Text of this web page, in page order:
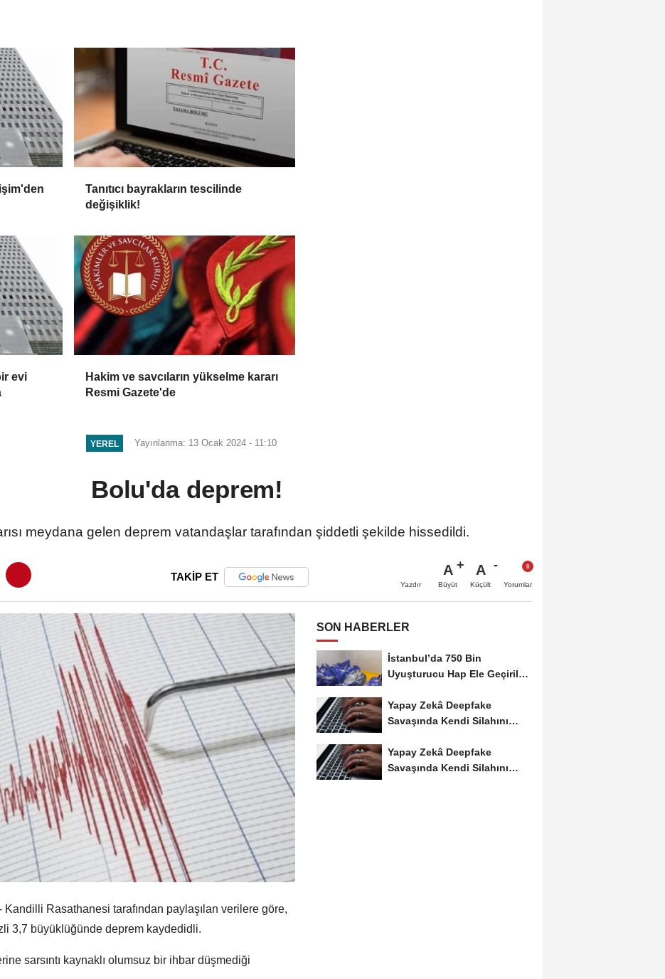
Tanıtıcı bayrakların tescilinde
değişiklik!
evi
Hakim ve savcıların yükselme kararı
Resmi Gazete'de
YEREL Yayınlanma: 13 Ocak 2024 - 11:10
Bolu'da deprem!
meydana gelen deprem vatandaşlar tarafından şiddetli şekilde hissedildi.
TAKİP ET
Yazdır
A
Büyüt
A
Küçült Yorumlar
Kandilli Rasathanesi tarafından paylaşılan verilere göre,
3,7 büyüklüğünde deprem kaydedidli.
sarsıntı kaynaklı olumsuz bir ihbar düşmediği
SON HABERLER
İstanbul’da 750 Bin
Uyuşturucu Hap Ele Geçirildi:
Yapay Zekâ Deepfake
Savaşında Kendi Silahını
Yapay Zekâ Deepfake
Savaşında Kendi Silahını